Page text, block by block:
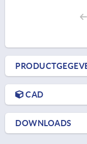
CAD
DOWNLOADS